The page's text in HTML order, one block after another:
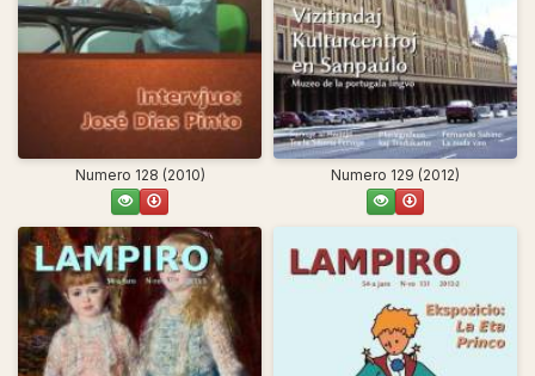
Numero 128 (2010) Numero 129 (2012)